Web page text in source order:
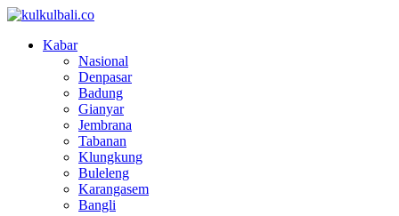
Kabar
Nasional
Denpasar
Badung
Gianyar
Jembrana
Tabanan
Klungkung
Buleleng
Karangasem
Bangli